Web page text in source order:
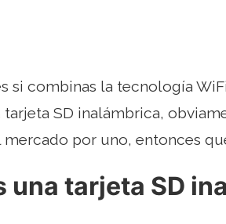
si combinas la tecnología
tarjeta SD inalámbrica,
mercado por uno, entonces
una tarjeta SD